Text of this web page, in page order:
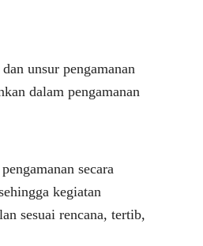
unsur pengamanan
dalam pengamanan
secara
kegiatan
sesuai rencana, tertib,